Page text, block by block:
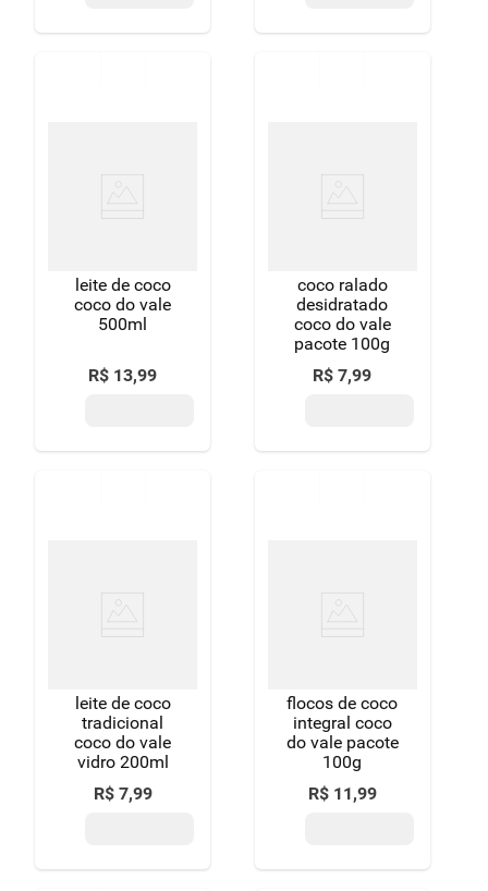
leite de coco
coco do vale
500ml
R$ 13,99
coco ralado
desidratado
coco do vale
pacote 100g
R$ 7,99
leite de coco
tradicional
coco do vale
vidro 200ml
R$ 7,99
flocos de coco
integral coco
do vale pacote
100g
R$ 11,99